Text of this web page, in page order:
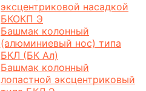
эксцентриковой насадкой
БКОКП Э
Башмак колонный
(алюминиевый нос) типа
БКЛ (БК Ал)
Башмак колонный
лопастной эксцентриковый